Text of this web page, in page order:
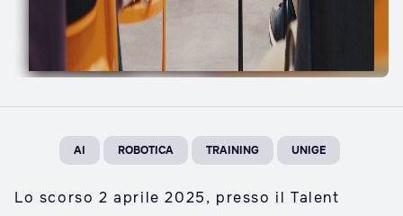
AI ROBOTICA TRAINING UNIGE
Lo scorso 2 aprile 2025, presso il Talent